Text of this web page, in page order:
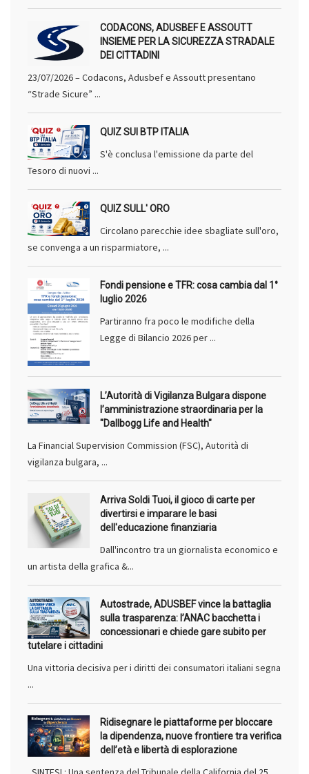
CODACONS, ADUSBEF E ASSOUTT
INSIEME PER LA SICUREZZA STRADALE
DEI CITTADINI
23/07/2026 – Codacons, Adusbef e Assoutt presentano
“Strade Sicure” ...
QUIZ SUI BTP ITALIA
S'è conclusa l'emissione da parte del
Tesoro di nuovi ...
QUIZ SULL' ORO
Circolano parecchie idee sbagliate sull'oro,
se convenga a un risparmiatore, ...
Fondi pensione e TFR: cosa cambia dal 1°
luglio 2026
Partiranno fra poco le modifiche della
Legge di Bilancio 2026 per ...
L’Autorità di Vigilanza Bulgara dispone
l’amministrazione straordinaria per la
"Dallbogg Life and Health"
La Financial Supervision Commission (FSC), Autorità di
vigilanza bulgara, ...
Arriva Soldi Tuoi, il gioco di carte per
divertirsi e imparare le basi
dell'educazione finanziaria
Dall'incontro tra un giornalista economico e
un artista della grafica &...
Autostrade, ADUSBEF vince la battaglia
sulla trasparenza: l’ANAC bacchetta i
concessionari e chiede gare subito per
tutelare i cittadini
Una vittoria decisiva per i diritti dei consumatori italiani segna
...
Ridisegnare le piattaforme per bloccare
la dipendenza, nuove frontiere tra verifica
dell’età e libertà di esplorazione